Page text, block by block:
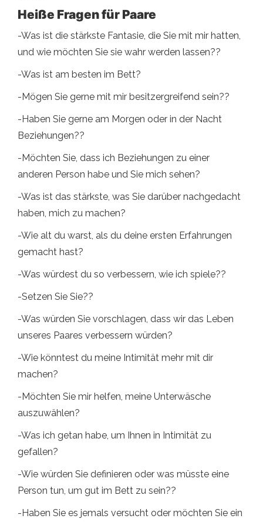
Heiße Fragen für Paare
-Was ist die stärkste Fantasie, die Sie mit mir hatten,
und wie möchten Sie sie wahr werden lassen??
-Was ist am besten im Bett?
-Mögen Sie gerne mit mir besitzergreifend sein??
-Haben Sie gerne am Morgen oder in der Nacht
Beziehungen??
-Möchten Sie, dass ich Beziehungen zu einer
anderen Person habe und Sie mich sehen?
-Was ist das stärkste, was Sie darüber nachgedacht
haben, mich zu machen?
-Wie alt du warst, als du deine ersten Erfahrungen
gemacht hast?
-Was würdest du so verbessern, wie ich spiele??
-Setzen Sie Sie??
-Was würden Sie vorschlagen, dass wir das Leben
unseres Paares verbessern würden?
-Wie könntest du meine Intimität mehr mit dir
machen?
-Möchten Sie mir helfen, meine Unterwäsche
auszuwählen?
-Was ich getan habe, um Ihnen in Intimität zu
gefallen?
-Wie würden Sie definieren oder was müsste eine
Person tun, um gut im Bett zu sein??
-Haben Sie es jemals versucht oder möchten Sie ein